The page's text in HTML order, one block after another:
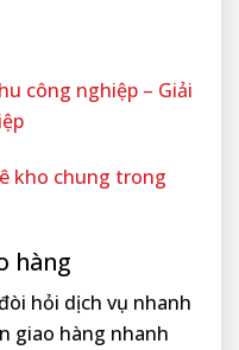
công nghiệp – Giải
kho chung trong
hàng
hỏi dịch vụ nhanh
giao hàng nhanh